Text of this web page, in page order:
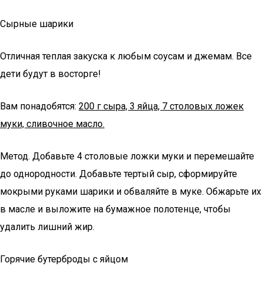
Сырные шарики
Отличная теплая закуска к любым соусам и джемам. Все
дети будут в восторге!
Вам понадобятся: 200 г сыра, 3 яйца, 7 столовых ложек
муки, сливочное масло.
Метод. Добавьте 4 столовые ложки муки и перемешайте
до однородности. Добавьте тертый сыр, сформируйте
мокрыми руками шарики и обваляйте в муке. Обжарьте их
в масле и выложите на бумажное полотенце, чтобы
удалить лишний жир.
Горячие бутерброды с яйцом